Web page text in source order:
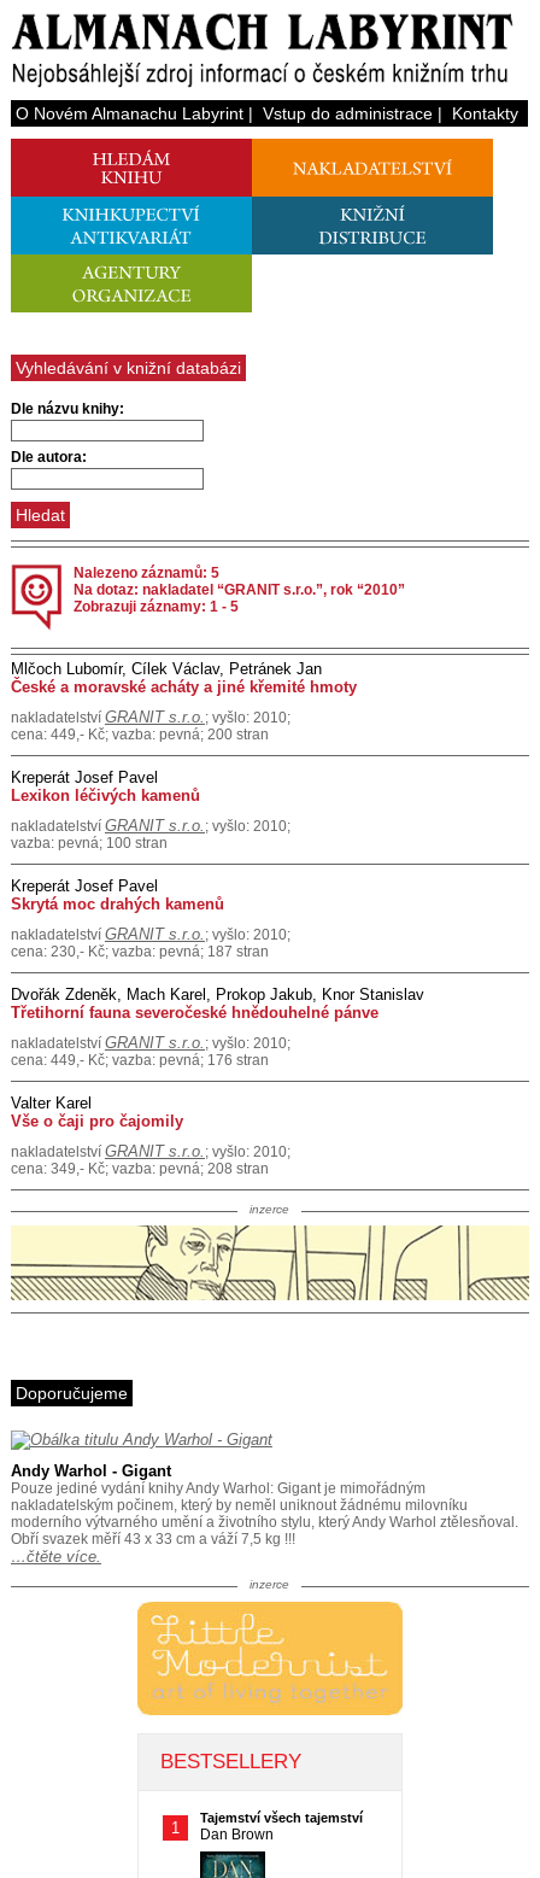
O Novém Almanachu Labyrint| Vstup do administrace| Kontakty
Vyhledávání v knižní databázi
Dle názvu knihy:
Dle autora:
Nalezeno záznamů: 5
Na dotaz: nakladatel “GRANIT s.r.o.”, rok “2010”
Zobrazuji záznamy: 1 - 5
Mlčoch Lubomír, Cílek Václav, Petránek Jan
České a moravské acháty a jiné křemité hmoty
nakladatelství GRANIT s.r.o. ; vyšlo: 2010;
cena: 449,- Kč; vazba: pevná; 200 stran
Kreperát Josef Pavel
Lexikon léčivých kamenů
nakladatelství GRANIT s.r.o. ; vyšlo: 2010;
vazba: pevná; 100 stran
Kreperát Josef Pavel
Skrytá moc drahých kamenů
nakladatelství GRANIT s.r.o. ; vyšlo: 2010;
cena: 230,- Kč; vazba: pevná; 187 stran
Dvořák Zdeněk, Mach Karel, Prokop Jakub, Knor Stanislav
Třetihorní fauna severočeské hnědouhelné pánve
nakladatelství GRANIT s.r.o. ; vyšlo: 2010;
cena: 449,- Kč; vazba: pevná; 176 stran
Valter Karel
Vše o čaji pro čajomily
nakladatelství GRANIT s.r.o. ; vyšlo: 2010;
cena: 349,- Kč; vazba: pevná; 208 stran
inzerce
Doporučujeme
Andy Warhol - Gigant
Pouze jediné vydání knihy Andy Warhol: Gigant je mimořádným
nakladatelským počinem, který by neměl uniknout žádnému milovníku
moderního výtvarného umění a životního stylu, který Andy Warhol ztělesňoval.
Obří svazek měří 43 x 33 cm a váží 7,5 kg !!!
…čtěte více.
inzerce